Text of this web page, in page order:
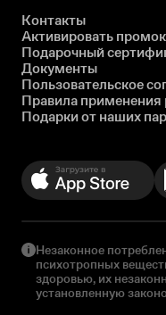
Контакты
Активировать
Подарочный
Документы
Пользовательское
Правила применения
Подарки от наших
Незаконное
психотропных
здоровью, их
установленную